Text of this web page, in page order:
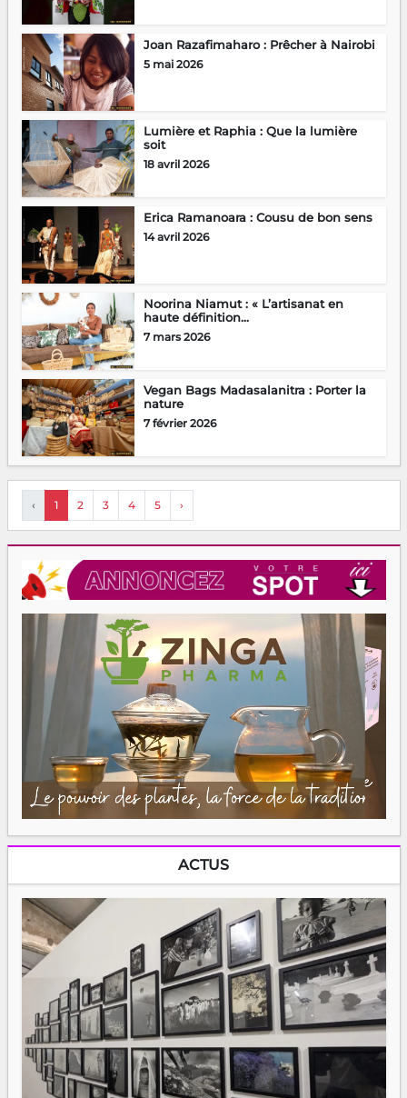
Joan Razafimaharo : Prêcher à Nairobi
5 mai 2026
Lumière et Raphia : Que la lumière
soit
18 avril 2026
Erica Ramanoara : Cousu de bon sens
14 avril 2026
Noorina Niamut : « L’artisanat en
haute définition...
7 mars 2026
Vegan Bags Madasalanitra : Porter la
nature
7 février 2026
‹ 1 2 3 4 5 ›
ACTUS